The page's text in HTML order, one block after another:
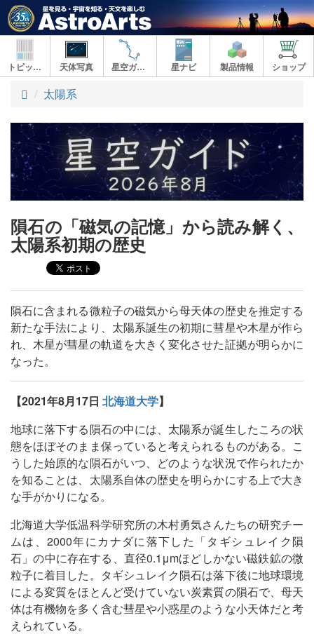
トピックス 天体写真 星空ガイド 星ナビ 製品情報 ショップ
ト
プ
太陽系
隕石の「磁気の記憶」から読み解く、
太陽系初期の歴史
隕石に含まれる微粒子の磁気から母天体の歴史を推定する
新たな手法により、太陽系誕生の初期に彗星や木星が作ら
れ、木星が彗星の軌道を大きく変化させた証拠が明らかに
なった。
【2021年8月17日 北海道大学】
地球に落下する隕石の中には、太陽系が誕生したころの状
態をほぼそのまま保っていると考えられるものがある。こ
うした始原的な隕石がいつ、どのような状況で作られたか
を知ることは、太陽系自体の歴史を明らかにする上で大き
な手がかりになる。
北海道大学低温科学研究所の木村勇気さんたちの研究チー
ムは、2000年にカナダに落下した「タギシュレイク隕
石」の中に存在する、直径0.1μmほどしかない磁鉄鉱の微
粒子に着目した。タギシュレイク隕石は落下後に地球環境
による変質をほとんど受けていない炭素質の隕石で、母天
体は有機物を多く含む彗星や小惑星のような小天体だと考
えられている。